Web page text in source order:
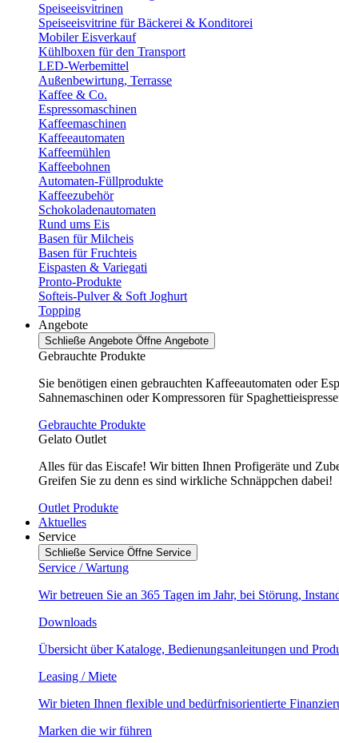
Speiseeisvitrinen
Speiseeisvitrine für Bäckerei & Konditorei
Mobiler Eisverkauf
Kühlboxen für den Transport
LED-Werbemittel
Außenbewirtung, Terrasse
Kaffee & Co.
Espressomaschinen
Kaffeemaschinen
Kaffeeautomaten
Kaffeemühlen
Kaffeebohnen
Automaten-Füllprodukte
Kaffeezubehör
Schokoladenautomaten
Rund ums Eis
Basen für Milcheis
Basen für Fruchteis
Eispasten & Variegati
Pronto-Produkte
Softeis-Pulver & Soft Joghurt
Topping
Angebote
Schließe Angebote Öffne Angebote
Gebrauchte Produkte
Sie benötigen einen gebrauchten Kaffeeautomaten oder
Sahnemaschinen oder Kompressoren für
Gebrauchte Produkte
Gelato Outlet
Alles für das Eiscafe! Wir bitten Ihnen Profigeräte und
Greifen Sie zu denn es sind wirkliche Schnäppchen dabei!
Outlet Produkte
Aktuelles
Service
Schließe Service Öffne Service
Service / Wartung
Wir betreuen Sie an 365 Tagen im Jahr, bei Störung,
Downloads
Übersicht über Kataloge, Bedienungsanleitungen und
Leasing / Miete
Wir bieten Ihnen flexible und bedürfnisorientierte
Marken die wir führen